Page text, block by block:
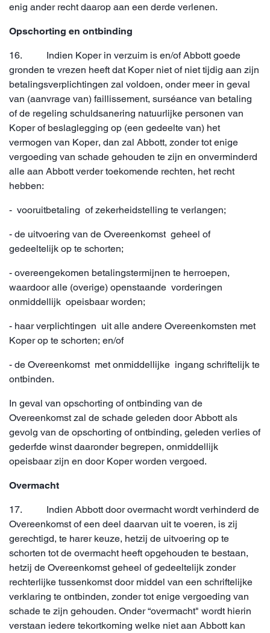
enig ander recht daarop aan een derde verlenen.
Opschorting en ontbinding
16. Indien Koper in verzuim is en/of Abbott goede
gronden te vrezen heeft dat Koper niet of niet tijdig aan zijn
betalingsverplichtingen zal voldoen, onder meer in geval
van (aanvrage van) faillissement, surséance van betaling
of de regeling schuldsanering natuurlijke personen van
Koper of beslaglegging op (een gedeelte van) het
vermogen van Koper, dan zal Abbott, zonder tot enige
vergoeding van schade gehouden te zijn en onverminderd
alle aan Abbott verder toekomende rechten, het recht
hebben:
- vooruitbetaling of zekerheidstelling te verlangen;
- de uitvoering van de Overeenkomst geheel of
gedeeltelijk op te schorten;
- overeengekomen betalingstermijnen te herroepen,
waardoor alle (overige) openstaande vorderingen
onmiddellijk opeisbaar worden;
- haar verplichtingen uit alle andere Overeenkomsten met
Koper op te schorten; en/of
- de Overeenkomst met onmiddellijke ingang schriftelijk te
ontbinden.
In geval van opschorting of ontbinding van de
Overeenkomst zal de schade geleden door Abbott als
gevolg van de opschorting of ontbinding, geleden verlies of
gederfde winst daaronder begrepen, onmiddellijk
opeisbaar zijn en door Koper worden vergoed.
Overmacht
17. Indien Abbott door overmacht wordt verhinderd de
Overeenkomst of een deel daarvan uit te voeren, is zij
gerechtigd, te harer keuze, hetzij de uitvoering op te
schorten tot de overmacht heeft opgehouden te bestaan,
hetzij de Overeenkomst geheel of gedeeltelijk zonder
rechterlijke tussenkomst door middel van een schriftelijke
verklaring te ontbinden, zonder tot enige vergoeding van
schade te zijn gehouden. Onder “overmacht" wordt hierin
verstaan iedere tekortkoming welke niet aan Abbott kan